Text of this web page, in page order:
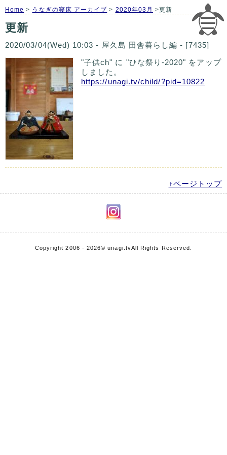
Home > うなぎの寝床 アーカイブ > 2020年03月 >更新
更新
2020/03/04(Wed) 10:03 - 屋久島 田舎暮らし編 - [7435]
"子供ch" に "ひな祭り-2020" をアップ
しました。
https://unagi.tv/child/?pid=10822
↑ページトップ
Copyright 2006 - 2026© unagi.tvAll Rights Reserved.